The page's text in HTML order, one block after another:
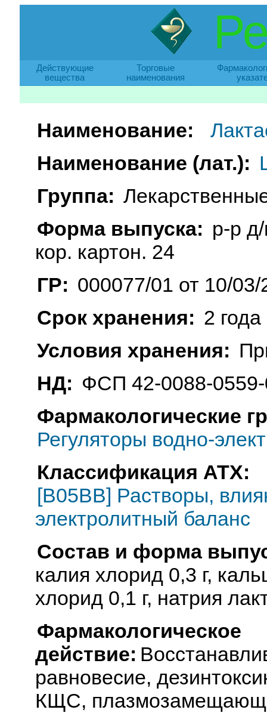
Действующие
вещества
Торговые
наименования
Наименование:
Наименование (лат.):
Группа:
Форма выпуска: р-р
кор. картон. 24
ГР: 000077/01 от 10/
Срок хранения: 2 года
Условия хранения:
НД: ФСП 42-0088-
Фармакологические
Регуляторы водно-
Классификация АТХ:
[B05BB] Растворы,
электролитный баланс
Состав и форма
калия хлорид 0,3 г,
хлорид 0,1 г, натрия
Фармакологическое
действие:
равновесие,
КЩС,